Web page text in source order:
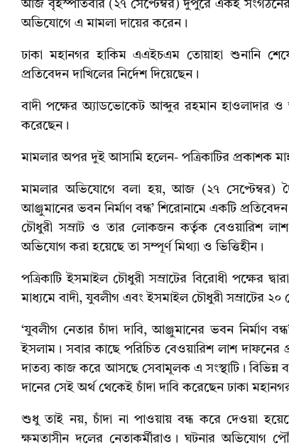
আজ বৃহস্পতিবার (২৭ সেপ্টেম্বর) দুপুরে একই
অভিযোগে এ মামলা দায়ের করেন।
ঢাকা মহানগর হাকিম এএইচএম তোয়াহা শুনানি
প্রতিবেদন দাখিলের নির্দেশ দিয়েছেন।
বাদী পক্ষের অ্যাডভোকেট আব্দুর রহমান হাওলাদার
করেছেন।
মামলার অপর দুই আসামি হলেন- পত্রিকাটির প্রকাশক
মামলার অভিযোগে বলা হয়, আজ (২৭ সেপ্টেম্বর)
আঞ্জুমানের ভবন নির্মাণ বন্ধ’ শিরোনামে একটি
চৌধুরী সম্রাট ও তার লোকজন কর্তৃক বেওয়ারিশ লাশ
অভিযোগ করা হয়েছে তা সম্পূর্ণ মিথ্যা ও ভিত্তিহীন।
পত্রিকাটি ইসমাইল চৌধুরী সম্রাটের বিরোধী পক্ষের
মাধ্যমে বাদী, যুবলীগ এবং ইসমাইল চৌধুরী সম্রাটের ২০
‌‘যুবলীগ নেতার চাঁদা দাবি, আঞ্জুমানের ভবন নির্মাণ
ইসলাম। সবার কাছে পরিচিত বেওয়ারিশ লাশ দাফনের
দাতব্য কাজ করে আসছে সেবামূলক এ সংস্থাটি। বিভিন্ন
দানের সেই অর্থ থেকেই চাঁদা দাবি করেছেন ঢাকা
শুধু তাই নয়, চাঁদা না পাওয়ায় বন্ধ করে দেওয়া
ক্ষমতাসীন দলের নেতাকর্মীরাও। ঘটনার অভিযোগ